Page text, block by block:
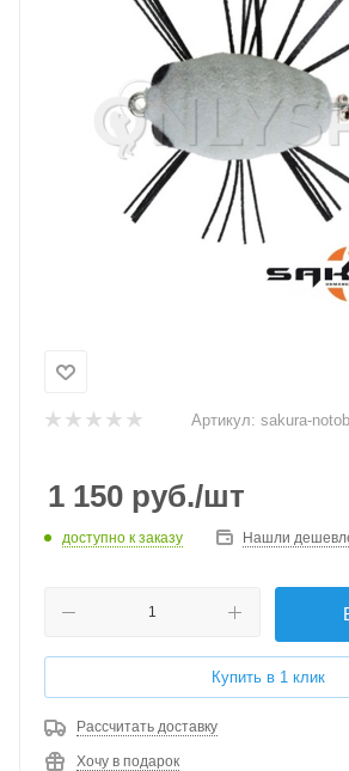
Артикул: sakura-
1 150 руб./шт
доступно к заказу Нашли
Купить в 1 клик
Рассчитать доставку
Хочу в подарок